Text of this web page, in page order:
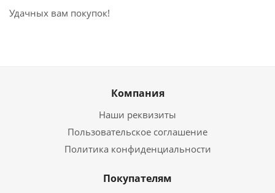
Удачных вам покупок!
Компания
Наши реквизиты
Пользовательское соглашение
Политика конфиденциальности
Покупателям